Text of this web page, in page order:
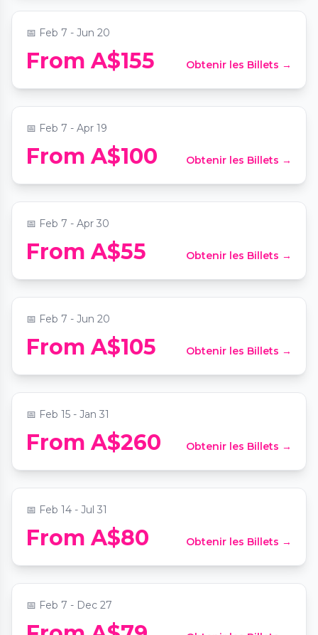
📅 Feb 7 - Jun 20
From A$155 Obtenir les Billets →
Jazz Lunch Cruise on Sydney Harbour
📍King Street Wharf
📅 Feb 7 - Apr 19
From A$100 Obtenir les Billets →
Virtual Room Sydney: An Immersive 3D
Team Experience
📍Sydney Virtual Room
📅 Feb 7 - Apr 30
From A$55 Obtenir les Billets →
Sydney Harbour Top Deck Lunch Cruise
📍Sydney Harbour Top Deck Lunch Cruise
📅 Feb 7 - Jun 20
From A$105 Obtenir les Billets →
Private Session - Professional Couple
Massage Workshop
📍Wolli Creek Tai Chi Massage & Wellness
📅 Feb 15 - Jan 31
From A$260 Obtenir les Billets →
Blue Mountains Mystery Picnic Date: Self-
Guided Foodie Adventure
📍Blue Mountains National Park
📅 Feb 14 - Jul 31
From A$80 Obtenir les Billets →
Paint and Sip Classes in Sydney
📍Art Masterclass Sydney
📅 Feb 7 - Dec 27
Sydney Cellar Door - Old Vine Expressions